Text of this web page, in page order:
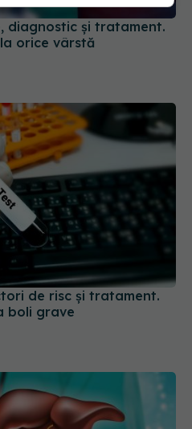
diagnostic și tratament.
orice vârstă
de risc și tratament.
boli grave